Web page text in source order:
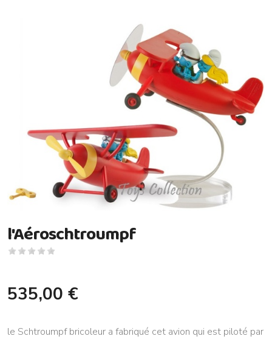
l'Aéroschtroumpf
535,00 €
le Schtroumpf bricoleur a fabriqué cet avion qui est piloté par